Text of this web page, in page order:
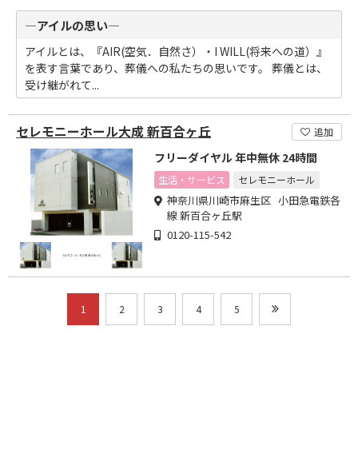
―アイルの思い―
アイルとは、『AIR(空気．自然さ）・I WILL(将来への道）』
を表す言葉であり、葬儀への私たちの思いです。 葬儀とは、
受け継がれて...
セレモニーホール大成 新百合ヶ丘 追加
フリーダイヤル 年中無休 24時間
生活・サービス セレモニーホール
神奈川県川崎市麻生区 小田急電鉄各
線 新百合ヶ丘駅
0120-115-542
1 2 3 4 5